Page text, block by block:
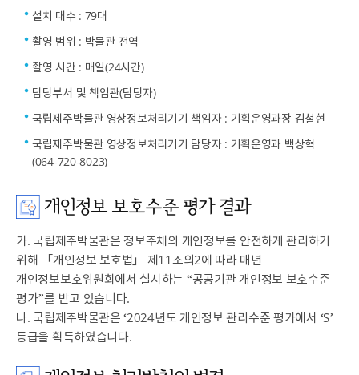
설치 대수 : 79대
촬영 범위 : 박물관 전역
촬영 시간 : 매일(24시간)
담당부서 및 책임관(담당자)
국립제주박물관 영상정보처리기기 책임자 : 기획운영과장 김철현
국립제주박물관 영상정보처리기기 담당자 : 기획운영과 백상혁
(064-720-8023)
개인정보 보호수준 평가 결과
가. 국립제주박물관은 정보주체의 개인정보를 안전하게 관리하기
위해 「개인정보 보호법」 제11조의2에 따라 매년
개인정보보호위원회에서 실시하는 “공공기관 개인정보 보호수준
평가”를 받고 있습니다.
나. 국립제주박물관은 ‘2024년도 개인정보 관리수준 평가에서 ‘S’
등급을 획득하였습니다.